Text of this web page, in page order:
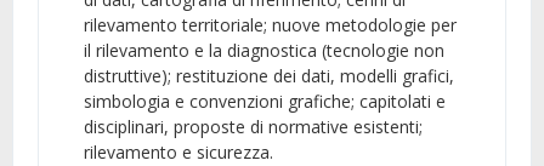
rilevamento territoriale; nuove metodologie per
il rilevamento e la diagnostica (tecnologie non
distruttive); restituzione dei dati, modelli grafici,
simbologia e convenzioni grafiche; capitolati e
disciplinari, proposte di normative esistenti;
rilevamento e sicurezza.